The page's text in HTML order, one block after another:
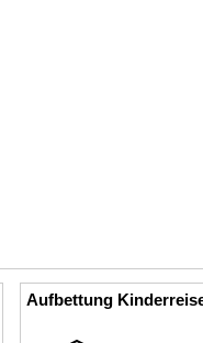
Aufbettung